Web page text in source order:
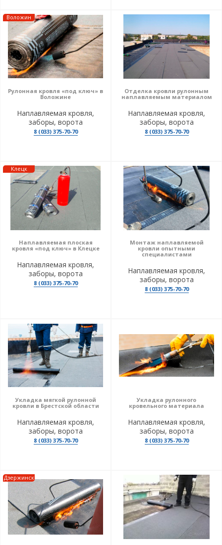
Воложин
Рулонная кровля «под ключ» в
Воложине
Наплавляемая кровля,
заборы, ворота
8 (033) 375-70-70
Отделка кровли рулонным
наплавляемым материалом
Наплавляемая кровля,
заборы, ворота
8 (033) 375-70-70
Клецк
Наплавляемая плоская
кровля «под ключ» в Клецке
Наплавляемая кровля,
заборы, ворота
8 (033) 375-70-70
Монтаж наплавляемой
кровли опытными
специалистами
Наплавляемая кровля,
заборы, ворота
8 (033) 375-70-70
Укладка мягкой рулонной
кровли в Брестской области
Наплавляемая кровля,
заборы, ворота
8 (033) 375-70-70
Укладка рулонного
кровельного материала
Наплавляемая кровля,
заборы, ворота
8 (033) 375-70-70
Дзержинск